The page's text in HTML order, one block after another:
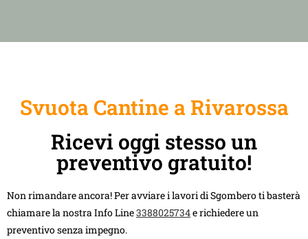
Svuota Cantine a Rivarossa
Ricevi oggi stesso un
preventivo gratuito!
Non rimandare ancora! Per avviare i lavori di Sgombero ti basterà
chiamare la nostra Info Line3388025734e richiedere un
preventivo senza impegno.